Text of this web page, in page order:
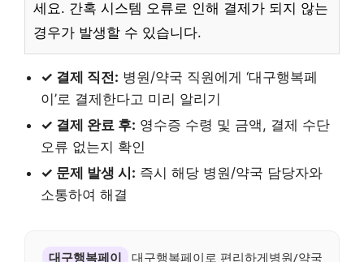
세요. 간혹 시스템 오류로 인해 결제가 되지 않는
경우가 발생할 수 있습니다.
✓ 결제 직전: 병원/약국 직원에게 ‘대구행복페
이’로 결제한다고 미리 알리기
✓ 결제 완료 후: 영수증 수령 및 금액, 결제 수단
오류 없는지 확인
✓ 문제 발생 시: 즉시 해당 병원/약국 담당자와
소통하여 해결
대구행복페이
대구행복페이로 편리하게병원/약국